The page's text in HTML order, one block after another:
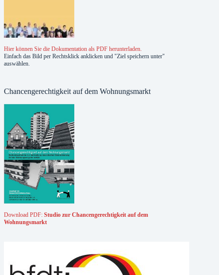
Hier können Sie die Dokumentation als PDF herunterladen.
Einfach das Bild per Rechtsklick anklicken und "Ziel speichern unter"
auswählen.
Chancengerechtigkeit auf dem Wohnungsmarkt
Download PDF: Studio zur Chancengerechtigkeit auf dem
Wohnungsmarkt